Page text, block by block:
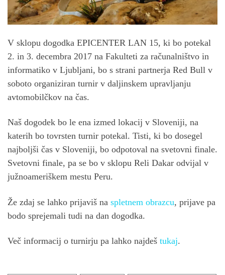
V sklopu dogodka EPICENTER LAN 15, ki bo potekal
2. in 3. decembra 2017 na Fakulteti za računalništvo in
informatiko v Ljubljani, bo s strani partnerja Red Bull v
soboto organiziran turnir v daljinskem upravljanju
avtomobilčkov na čas.
Naš dogodek bo le ena izmed lokacij v Sloveniji, na
katerih bo tovrsten turnir potekal. Tisti, ki bo dosegel
najboljši čas v Sloveniji, bo odpotoval na svetovni finale.
Svetovni finale, pa se bo v sklopu Reli Dakar odvijal v
južnoameriškem mestu Peru.
Že zdaj se lahko prijaviš na spletnem obrazcu, prijave pa
bodo sprejemali tudi na dan dogodka.
Več informacij o turnirju pa lahko najdeš tukaj.